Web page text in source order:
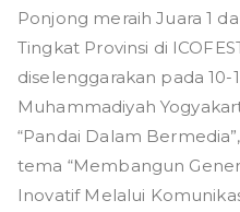
Production
House
SMK
Ponjong
Ponjong meraih Juara 1
Tingkat Provinsi di
diselenggarakan pada 10-
Muhammadiyah
“Pandai Dalam
tema “Membangun
Inovatif Melalui